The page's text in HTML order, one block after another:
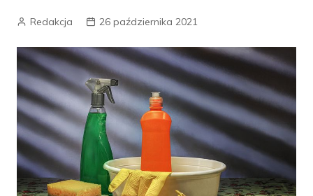
Redakcja 26 października 2021